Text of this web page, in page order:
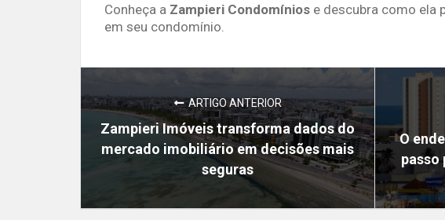
Conheça a Zampieri Condomínios e descubra como ela
em seu condomínio.
ARTIGO ANTERIOR
Zampieri Imóveis transforma dados do
mercado imobiliário em decisões mais
seguras
O
passo